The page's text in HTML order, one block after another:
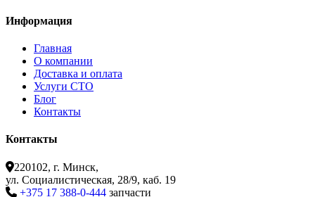
Информация
Главная
О компании
Доставка и оплата
Услуги СТО
Блог
Контакты
Контакты
220102, г. Минск,
ул. Социалистическая, 28/9, каб. 19
+375 17 388-0-444 запчасти